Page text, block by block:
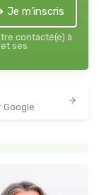
Je m'inscris
contacté(e) à
ses